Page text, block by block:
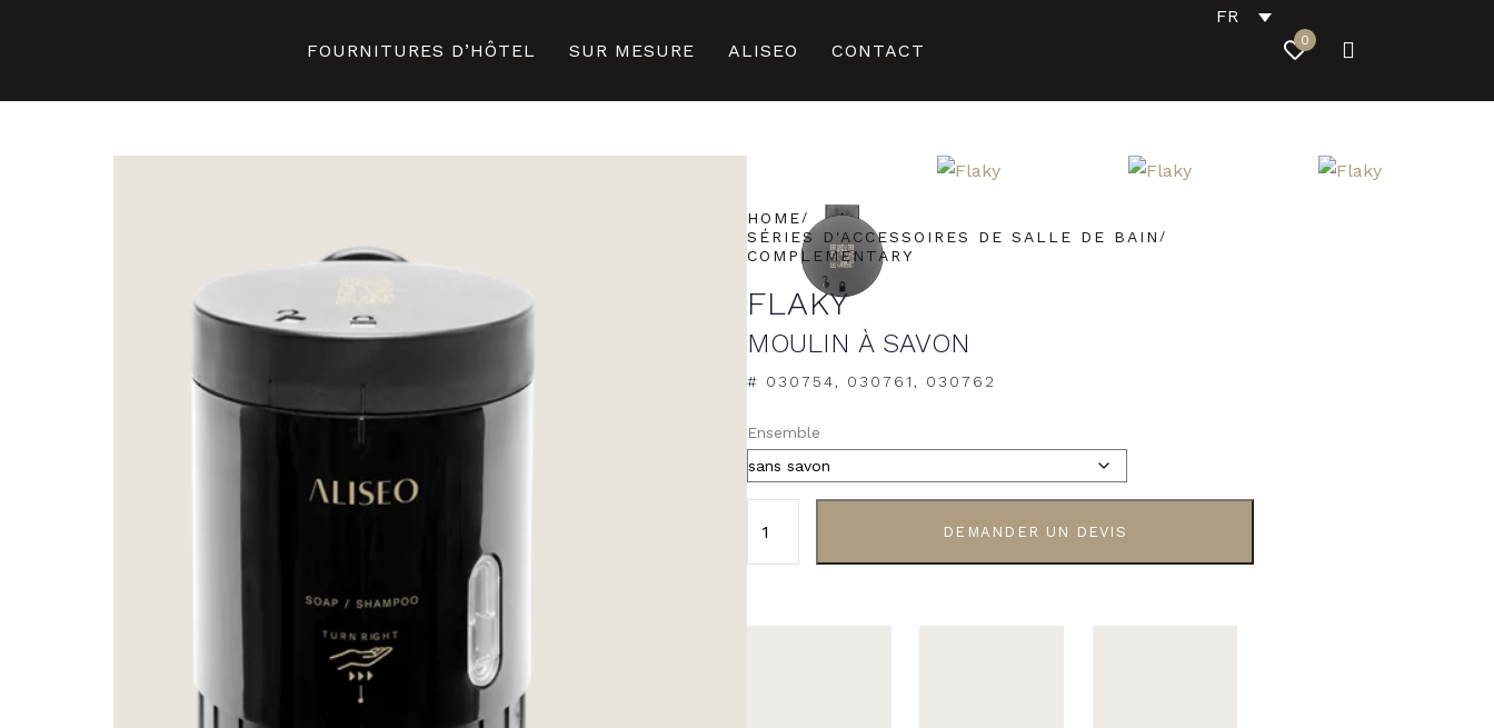
FOURNITURES D’HÔTEL SUR MESURE ALISEO CONTACT
FR
0
HOME
SÉRIES D'ACCESSOIRES DE SALLE DE BAIN
COMPLEMENTARY
FLAKY
MOULIN À SAVON
# 030754, 030761, 030762
Ensemble
DEMANDER UN DEVIS
ALTERNATIVE: